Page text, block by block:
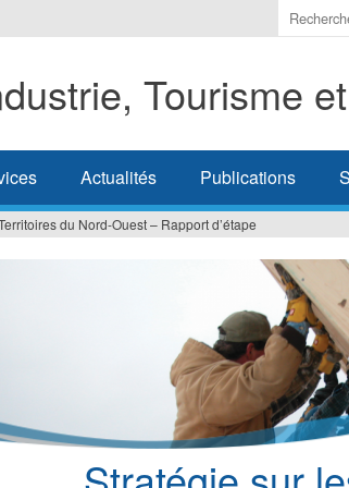
Indiquer
les
à
Tourisme
Actualités Publications
du Nord-Ouest – Rapport d’étape